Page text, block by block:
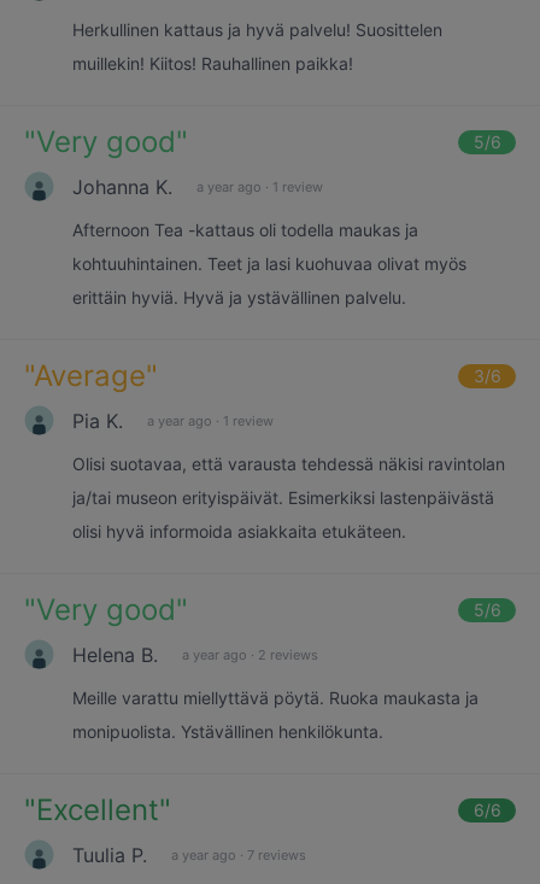
Herkullinen kattaus ja hyvä palvelu! Suosittelen
muillekin! Kiitos! Rauhallinen paikka!
"Very good" 5/6
Johanna K. a year ago · 1 review
Afternoon Tea -kattaus oli todella maukas ja
kohtuuhintainen. Teet ja lasi kuohuvaa olivat myös
erittäin hyviä. Hyvä ja ystävällinen palvelu.
"Average" 3/6
Pia K. a year ago · 1 review
Olisi suotavaa, että varausta tehdessä näkisi ravintolan
ja/tai museon erityispäivät. Esimerkiksi lastenpäivästä
olisi hyvä informoida asiakkaita etukäteen.
"Very good" 5/6
Helena B. a year ago · 2 reviews
Meille varattu miellyttävä pöytä. Ruoka maukasta ja
monipuolista. Ystävällinen henkilökunta.
"Excellent" 6/6
Tuulia P. a year ago · 7 reviews